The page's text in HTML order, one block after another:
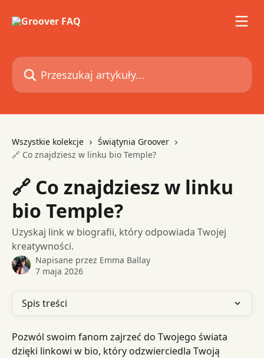
Przeszukaj artykuły...
Wszystkie kolekcje
Świątynia Groover
🔗 Co znajdziesz w linku bio Temple?
🔗 Co znajdziesz w linku
bio Temple?
Uzyskaj link w biografii, który odpowiada Twojej
kreatywności.
Napisane przez Emma Ballay
7 maja 2026
Spis treści
Pozwól swoim fanom zajrzeć do Twojego świata
dzięki linkowi w bio, który odzwierciedla Twoją